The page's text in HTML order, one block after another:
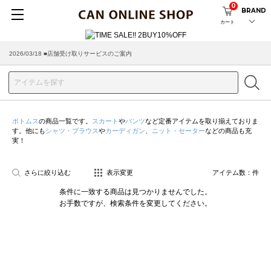
カート
0
BRAND
2026/03/18 ■店舗受け取りサービスのご案内
ボトムスの商品一覧です。 スカート やパンツなど定番アイテムを取り揃えておりま
す。他にもシャツ・ブラウスやカーディガン ニット・セーターなどの商品も充
実！
さらに絞り込む 表示変更 アイテム数： 件
条件に一致する商品は見つかりませんでした。
お手数ですが、検索条件を変更してください。